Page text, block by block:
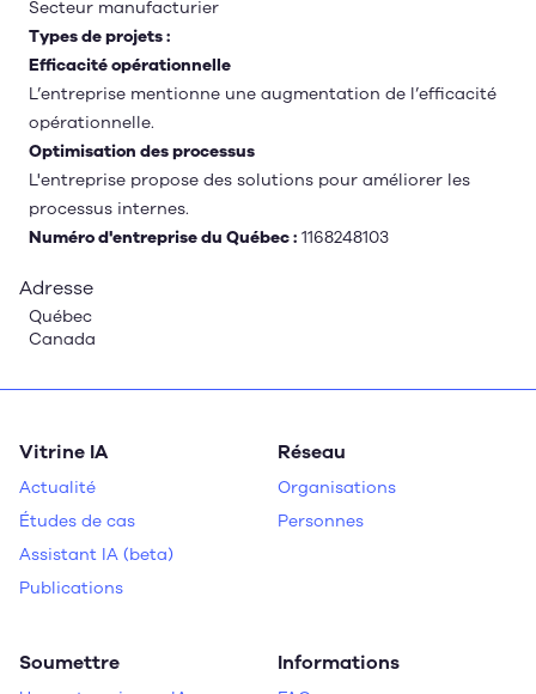
Secteur manufacturier
Types de projets :
Efficacité opérationnelle
L’entreprise mentionne une augmentation de l’efficacité
opérationnelle.
Optimisation des processus
L'entreprise propose des solutions pour améliorer les
processus internes.
Numéro d'entreprise du Québec : 1168248103
Adresse
Québec
Canada
Vitrine IA
Actualité
Études de cas
Assistant IA (beta)
Publications
Réseau
Organisations
Personnes
Soumettre Informations